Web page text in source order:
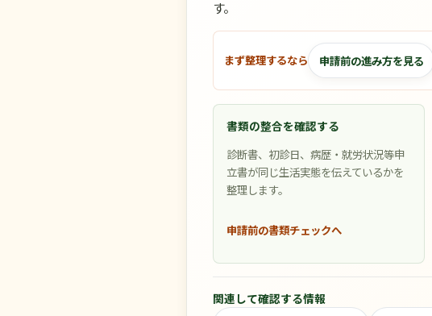
す。
まず整理するなら 申請前の進み方を見る
書類の整合を確認する
診断書、初診日、病歴・就労状況等申
立書が同じ生活実態を伝えているかを
整理します。
申請前の書類チェックへ
関連して確認する情報